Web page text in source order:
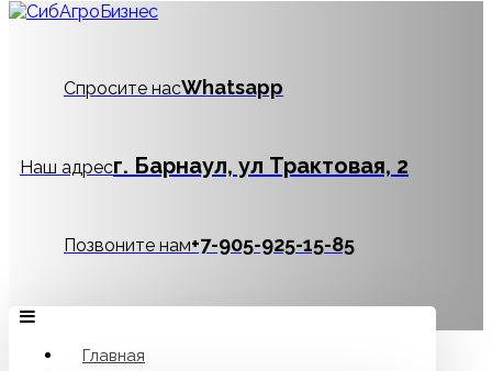
Спросите насWhatsapp
Наш адресг. Барнаул, ул Трактовая, 2
Позвоните нам‪+7-905-925-15-85
Главная